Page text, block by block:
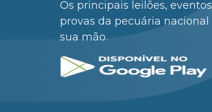
Os principais leilões,
provas da pecuária
sua mão.